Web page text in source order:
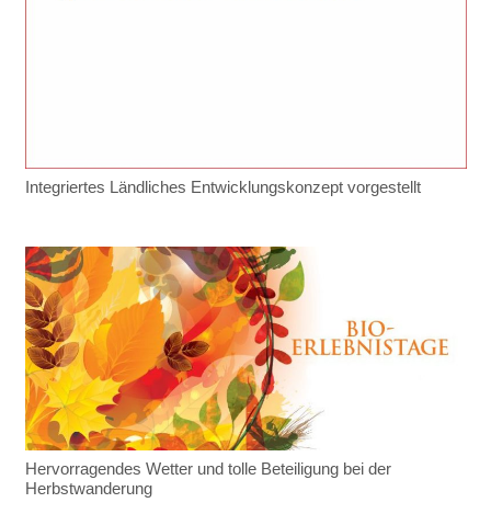
Integriertes Ländliches Entwicklungskonzept vorgestellt
Hervorragendes Wetter und tolle Beteiligung bei der
Herbstwanderung